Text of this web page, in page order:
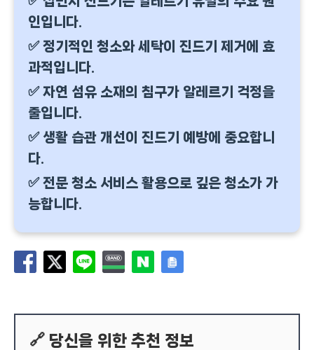
인입니다.
✅ 정기적인 청소와 세탁이 진드기 제거에 효
과적입니다.
✅ 자연 섬유 소재의 침구가 알레르기 걱정을
줄입니다.
✅ 생활 습관 개선이 진드기 예방에 중요합니
다.
✅ 전문 청소 서비스 활용으로 깊은 청소가 가
능합니다.
🔗 당신을 위한 추천 정보